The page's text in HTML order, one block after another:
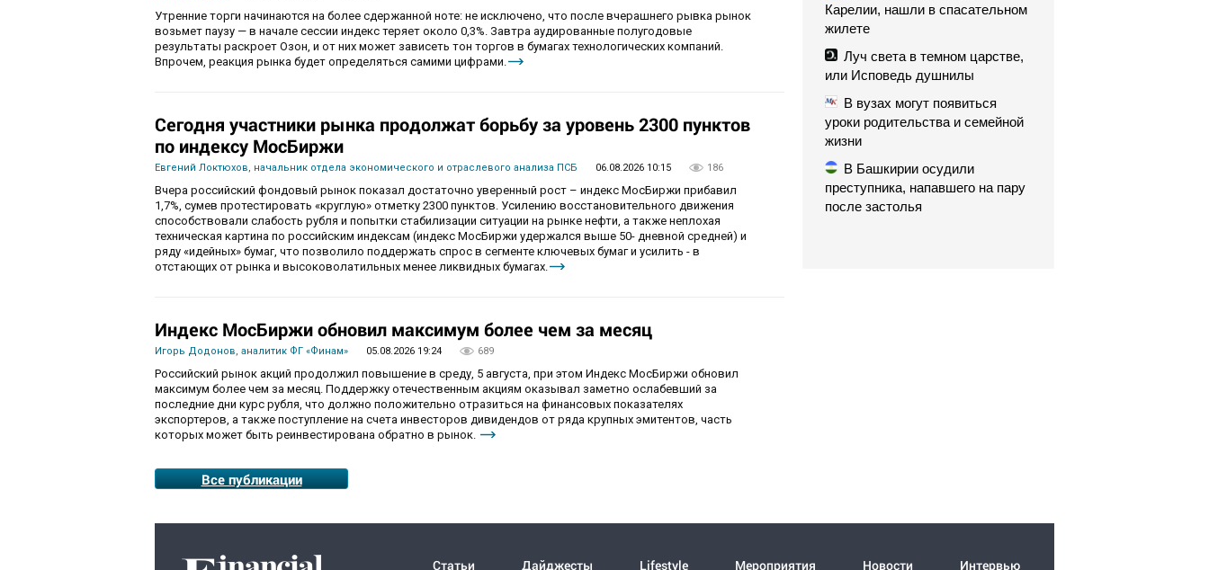
Утренние торги начинаются на более сдержанной ноте: не исключено, что после вчерашнего рывка рынок
возьмет паузу — в начале сессии индекс теряет около 0,3%. Завтра аудированные полугодовые
результаты раскроет Озон, и от них может зависеть тон торгов в бумагах технологических компаний.
Впрочем, реакция рынка будет определяться самими цифрами.
Сегодня участники рынка продолжат борьбу за уровень 2300 пунктов
по индексу МосБиржи
Евгений Локтюхов, начальник отдела экономического и отраслевого анализа ПСБ 06.08.2026 10:15 186
Вчера российский фондовый рынок показал достаточно уверенный рост – индекс МосБиржи прибавил
1,7%, сумев протестировать «круглую» отметку 2300 пунктов. Усилению восстановительного движения
способствовали слабость рубля и попытки стабилизации ситуации на рынке нефти, а также неплохая
техническая картина по российским индексам (индекс МосБиржи удержался выше 50- дневной средней) и
ряду «идейных» бумаг, что позволило поддержать спрос в сегменте ключевых бумаг и усилить - в
отстающих от рынка и высоковолатильных менее ликвидных бумагах.
Индекс МосБиржи обновил максимум более чем за месяц
Игорь Додонов, аналитик ФГ «Финам» 05.08.2026 19:24 689
Российский рынок акций продолжил повышение в среду, 5 августа, при этом Индекс МосБиржи обновил
максимум более чем за месяц. Поддержку отечественным акциям оказывал заметно ослабевший за
последние дни курс рубля, что должно положительно отразиться на финансовых показателях
экспортеров, а также поступление на счета инвесторов дивидендов от ряда крупных эмитентов, часть
которых может быть реинвестирована обратно в рынок.
Все публикации
Карелии, нашли в спасательном
жилете
Луч света в темном царстве,
или Исповедь душнилы
В вузах могут появиться
уроки родительства и семейной
жизни
В Башкирии осудили
преступника, напавшего на пару
после застолья
Статьи Дайджесты Lifestyle Мероприятия Новости Интервью